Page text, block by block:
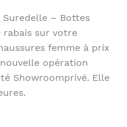
Suredelle – Bottes
rabais sur votre
femme à prix
opération
Showroomprivé. Elle